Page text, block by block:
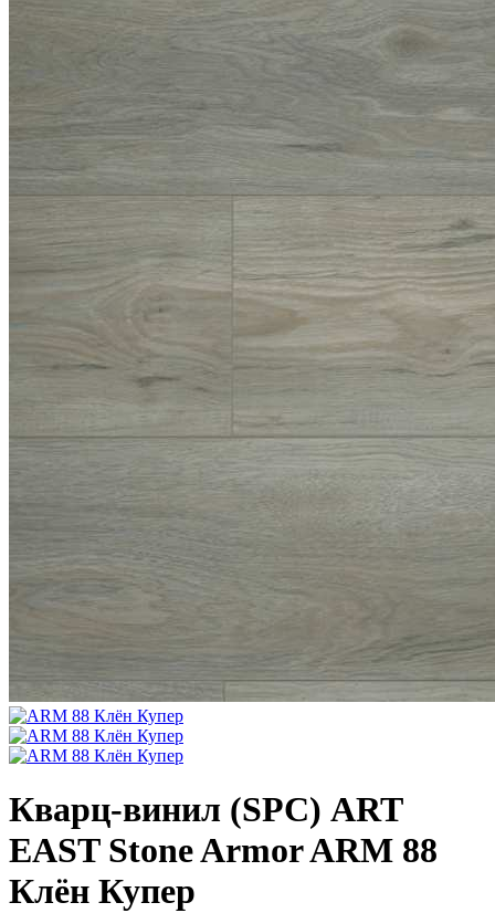
Кварц-винил (SPC) ART
EAST Stone Armor ARM 88
Клён Купер